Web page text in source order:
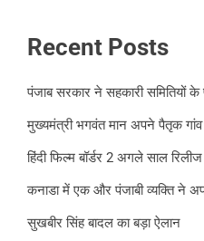
Recent Posts
पंजाब सरकार ने सहकारी समितियों
मुख्यमंत्री भगवंत मान अपने पैतृक
हिंदी फिल्म बॉर्डर 2 अगले साल रिलीज
कनाडा में एक और पंजाबी व्यक्ति ने
सुखबीर सिंह बादल का बड़ा ऐलान